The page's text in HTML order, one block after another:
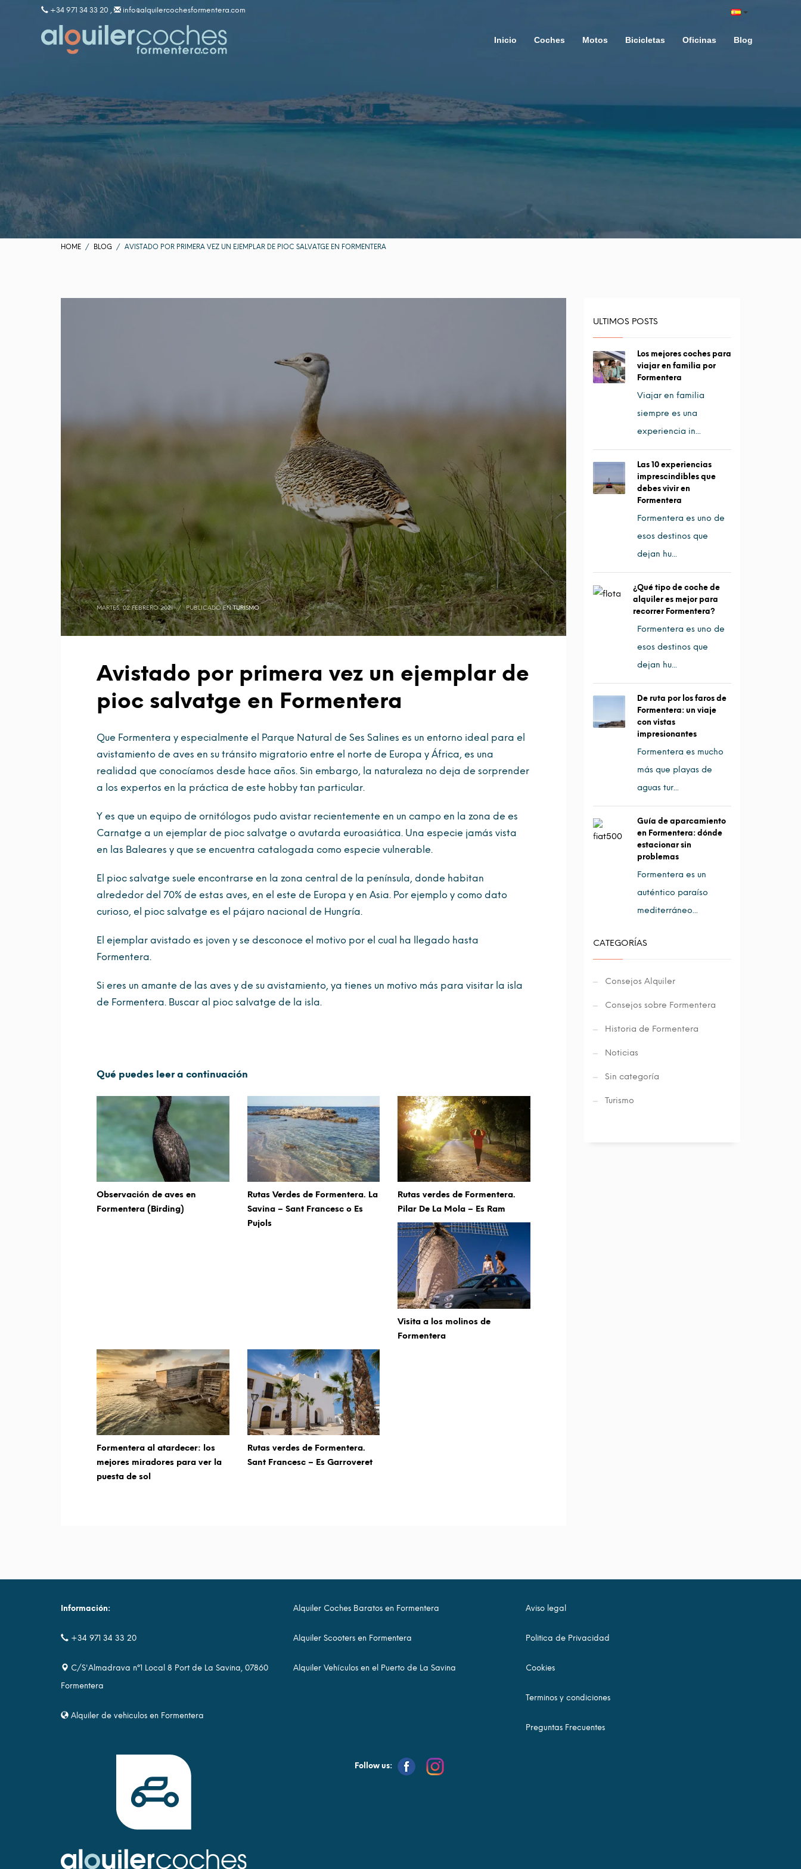
+34 971 34 33 20 , info@alquilercochesformentera.com
Inicio Coches Motos Bicicletas Oficinas Blog
HOME BLOG AVISTADO POR PRIMERA VEZ UN EJEMPLAR DE PIOC SALVATGE EN FORMENTERA
MARTES, 02 FEBRERO 2021 / PUBLICADO ENTURISMO
Avistado por primera vez un ejemplar de
pioc salvatge en Formentera
Que Formentera y especialmente el Parque Natural de Ses Salines es un entorno ideal para el
avistamiento de aves en su tránsito migratorio entre el norte de Europa y África, es una
realidad que conocíamos desde hace años. Sin embargo, la naturaleza no deja de sorprender
a los expertos en la práctica de este hobby tan particular.
Y es que un equipo de ornitólogos pudo avistar recientemente en un campo en la zona de es
Carnatge a un ejemplar de pioc salvatge o avutarda euroasiática. Una especie jamás vista
en las Baleares y que se encuentra catalogada como especie vulnerable.
El pioc salvatge suele encontrarse en la zona central de la península, donde habitan
alrededor del 70% de estas aves, en el este de Europa y en Asia. Por ejemplo y como dato
curioso, el pioc salvatge es el pájaro nacional de Hungría.
El ejemplar avistado es joven y se desconoce el motivo por el cual ha llegado hasta
Formentera.
Si eres un amante de las aves y de su avistamiento, ya tienes un motivo más para visitar la isla
de Formentera. Buscar al pioc salvatge de la isla.
Qué puedes leer a continuación
Observación de aves en
Formentera (Birding)
Rutas Verdes de Formentera. La
Savina – Sant Francesc o Es
Pujols
Rutas verdes de Formentera.
Pilar De La Mola – Es Ram
Visita a los molinos de
Formentera
Formentera al atardecer: los
mejores miradores para ver la
puesta de sol
Rutas verdes de Formentera.
Sant Francesc – Es Garroveret
ULTIMOS POSTS
Los mejores coches para
viajar en familia por
Formentera
Viajar en familia
siempre es una
experiencia in...
Las 10 experiencias
imprescindibles que
debes vivir en
Formentera
Formentera es uno de
esos destinos que
dejan hu...
¿Qué tipo de coche de
alquiler es mejor para
recorrer Formentera?
Formentera es uno de
esos destinos que
dejan hu...
De ruta por los faros de
Formentera: un viaje
con vistas
impresionantes
Formentera es mucho
más que playas de
aguas tur...
Guía de aparcamiento
en Formentera: dónde
estacionar sin
problemas
Formentera es un
auténtico paraíso
mediterráneo...
CATEGORÍAS
Consejos Alquiler
Consejos sobre Formentera
Historia de Formentera
Noticias
Sin categoría
Turismo
Información:
+34 971 34 33 20
C/S'Almadrava nº1 Local 8 Port de La Savina, 07860
Formentera
Alquiler de vehiculos en Formentera
Alquiler Coches Baratos en Formentera
Alquiler Scooters en Formentera
Alquiler Vehículos en el Puerto de La Savina
Aviso legal
Politica de Privacidad
Cookies
Terminos y condiciones
Preguntas Frecuentes
Follow us: